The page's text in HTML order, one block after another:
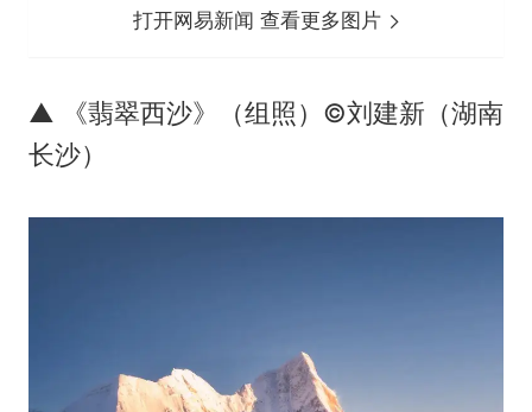
打开网易新闻 查看更多图片
▲ 《翡翠西沙》（组照）©刘建新（湖南
长沙）